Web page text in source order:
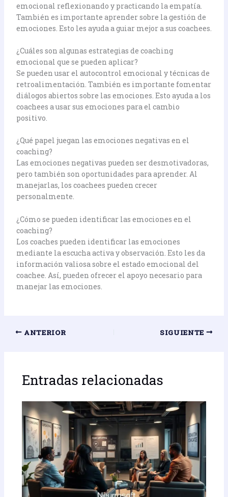
emocional reflexionando y practicando la empatía.
También es importante aprender sobre la gestión de
emociones. Esto les ayuda a guiar mejor a sus coachees.
¿Cuáles son algunas estrategias de coaching
emocional que se pueden aplicar?
Se pueden usar el autocontrol emocional y técnicas de
retroalimentación. También es importante fomentar
diálogos abiertos sobre las emociones. Esto ayuda a los
coachees a usar sus emociones para el cambio
positivo.
¿Qué papel juegan las emociones negativas en el
coaching?
Las emociones negativas pueden ser desmotivadoras,
pero también son oportunidades para aprender. Al
manejarlas, los coachees pueden crecer
personalmente.
¿Cómo se pueden identificar las emociones en el
coaching?
Los coaches pueden identificar las emociones
mediante la escucha activa y observación. Esto les da
información valiosa sobre el estado emocional del
coachee. Así, pueden ofrecer el apoyo necesario para
manejar las emociones.
ANTERIOR SIGUIENTE
Entradas relacionadas